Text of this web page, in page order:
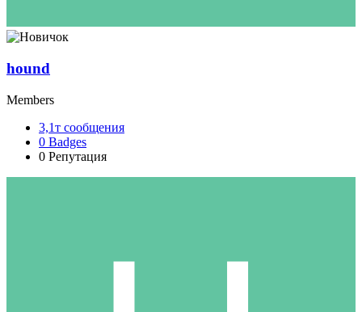
hound
Members
3,1т сообщения
0 Badges
0 Репутация